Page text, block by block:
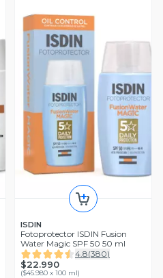
ISDIN
Fotoprotector ISDIN Fusion
Water Magic SPF 50 50 ml
4.8(380)
$22.990
($45.980 x 100 ml)